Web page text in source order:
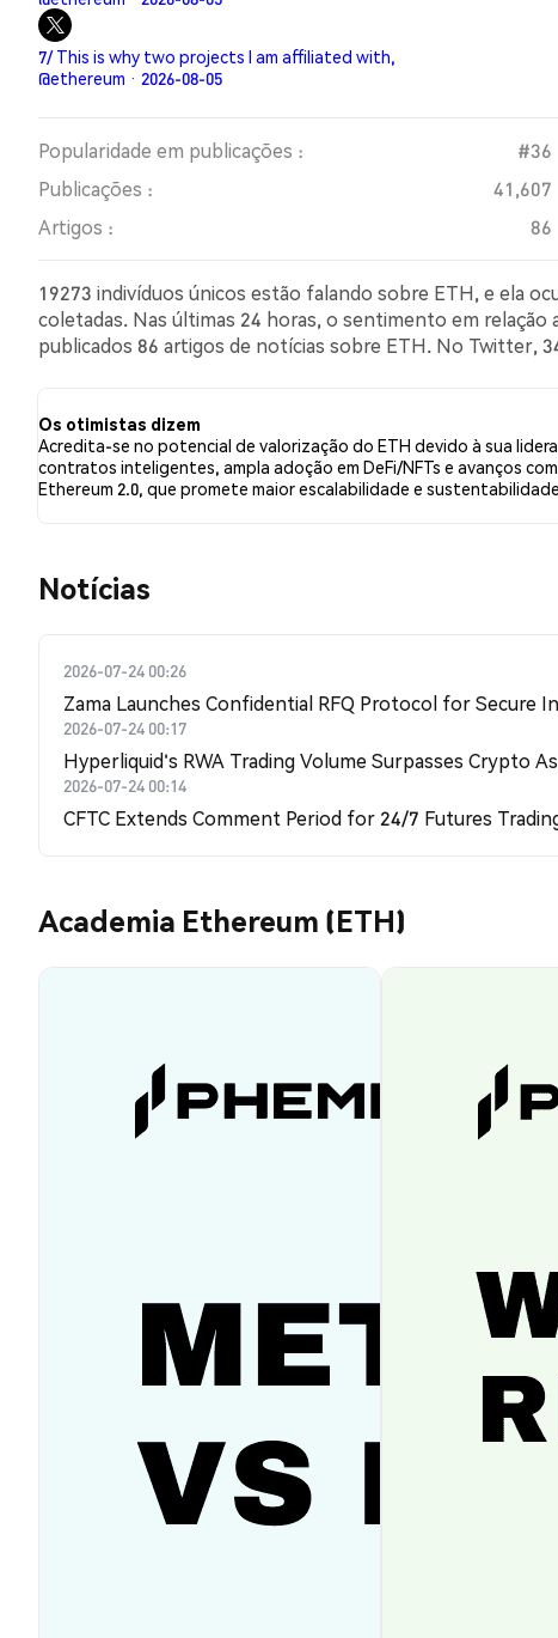
7/ This is why two projects I am affiliated with,
@ethereum · 2026-08-05
Popularidade em publicações : #36
Publicações :
41,607
Artigos :
86
19273 indivíduos únicos estão falando sobre ETH, e ela
coletadas. Nas últimas 24 horas, o sentimento em
publicados 86 artigos de notícias sobre ETH. No Twitter,
Os otimistas dizem
Acredita-se no potencial de valorização do ETH devido à sua
contratos inteligentes, ampla adoção em DeFi/NFTs e avanços
Ethereum 2.0, que promete maior escalabilidade e
​​Notícias​​
2026-07-24 00:26
Zama Launches Confidential RFQ Protocol for Secure
2026-07-24 00:17
Hyperliquid's RWA Trading Volume Surpasses Crypto
2026-07-24 00:14
CFTC Extends Comment Period for 24/7 Futures
Academia Ethereum (ETH)